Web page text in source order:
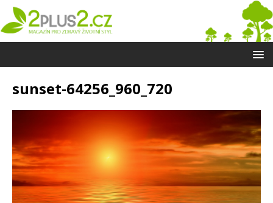
sunset-64256_960_720